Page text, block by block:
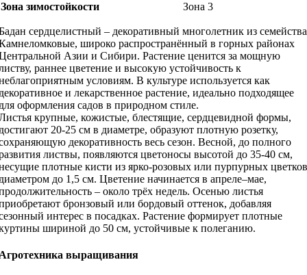
Зона зимостойкости Зона 3
сердцелистный – декоративный многолетник из семейства
широко распространённый в горных районах
Азии и Сибири. Растение ценится за мощную
раннее цветение и высокую устойчивость к
условиям. В культуре используется как
и лекарственное растение, идеально подходящее
оформления садов в природном стиле.
крупные, кожистые, блестящие, сердцевидной формы,
20-25 см в диаметре, образуют плотную розетку,
декоративность весь сезон. Весной, до полного
листвы, появляются цветоносы высотой до 35-40 см,
плотные кисти из ярко-розовых или пурпурных цветков
до 1,5 см. Цветение начинается в апреле–мае,
– около трёх недель. Осенью листья
бронзовый или бордовый оттенок, добавляя
интерес в посадках. Растение формирует плотные
шириной до 50 см, устойчивые к полеганию.
выращивания